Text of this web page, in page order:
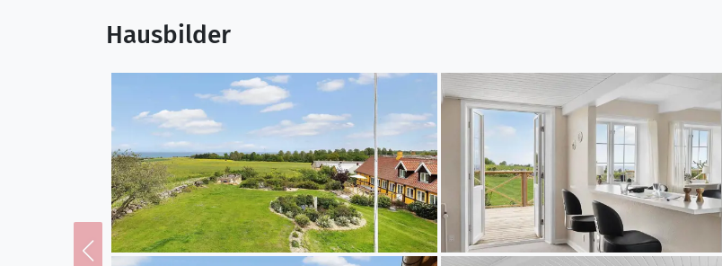
Genieße das Leben im Freien
große Garten bietet sowohl ruhige Ecken als auch offene
Kinder. Mehrere Terrassen laden dazu ein, die Mahlzeiten unter
Sie den Morgen mit einer Tasse Kaffee auf einer der sonnigen
mit einem Grillabend, begleitet von der Aussicht auf die Ostsee.
Grill stehen bereit, und der Garten umarmt Sie mit
meditativ wirkt. Die umliegenden Felder tragen zu einer
kann aus nächster Nähe erlebt werden. Ob Sie ein gutes Buch
einfach den Klängen der Natur lauschen möchten – der Garten
Hausbilder